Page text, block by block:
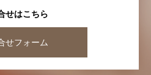
せはこちら
せフォーム